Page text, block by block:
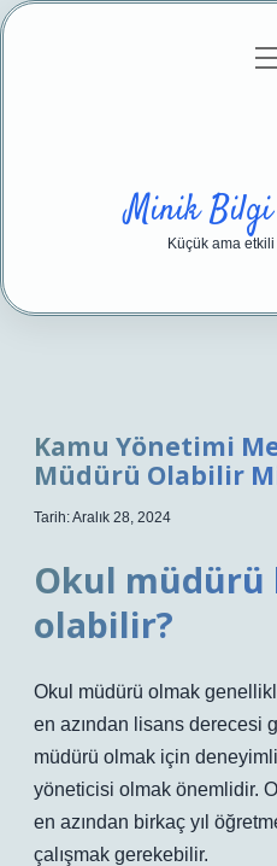
Gizlilik
Minik Bilgi
Küçük ama
Kamu Yönetimi
Müdürü Olabilir
Tarih: Aralık 28, 2024
Okul
olabilir?
Okul müdürü olmak
en azından lisans derecesi
müdürü olmak için
yöneticisi olmak önemlidir.
en azından birkaç yıl
çalışmak gerekebilir.